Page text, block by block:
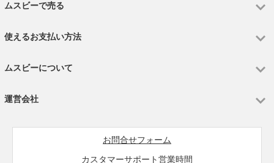
ムスビーで売る
使えるお支払い方法
ムスビーについて
運営会社
お問合せフォーム
カスタマーサポート営業時間